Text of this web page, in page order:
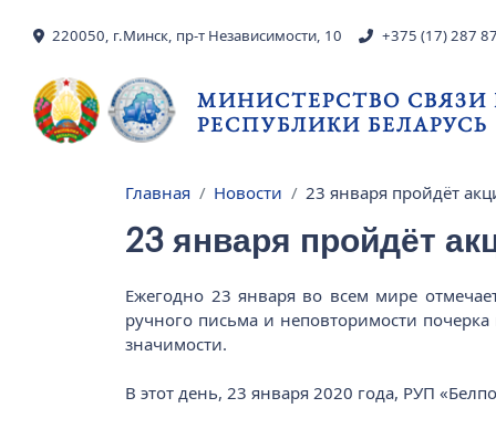
220050, г.Минск, пр-т Независимости, 10 +375 (17) 287
МИНИСТЕРСТВО
РЕСПУБЛИКИ БЕЛАРУСЬ
Строка навигации
Главная Новости 23 января пройдёт
23 января пройдёт
Ежегодно 23 января во всем мире
ручного письма и неповторимости
значимости.
В этот день, 23 января 2020 года, РУП